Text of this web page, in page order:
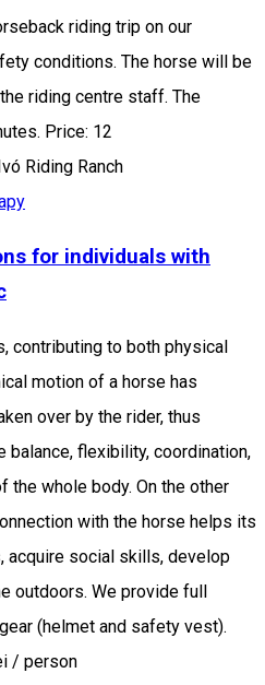
riding trip on our
conditions. The horse will be
riding centre staff. The
Price: 12
Riding Ranch
for individuals with
contributing to both physical
motion of a horse has
over by the rider, thus
balance, flexibility, coordination,
the whole body. On the other
with the horse helps its
acquire social skills, develop
outdoors. We provide full
(helmet and safety vest).
/ person